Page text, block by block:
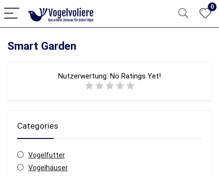
0
Smart Garden
Nutzerwertung: No Ratings Yet!
Categories
Vogelfutter
Vogelhäuser